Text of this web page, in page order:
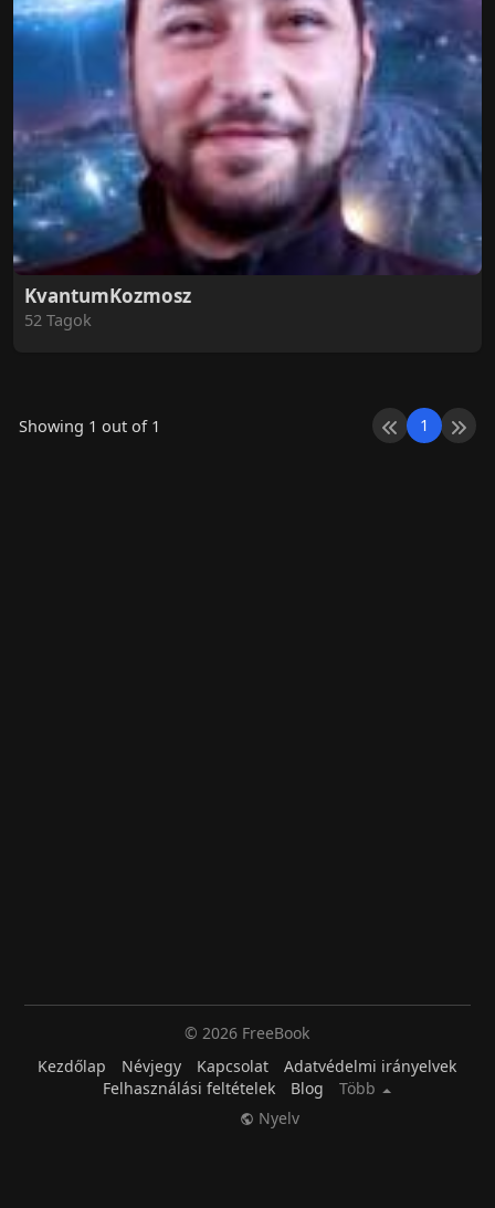
KvantumKozmosz
52 Tagok
Showing 1 out of 1 1
© 2026 FreeBook
Kezdőlap
Névjegy Kapcsolat
Adatvédelmi irányelvek
Felhasználási feltételek
Blog
Több
Nyelv